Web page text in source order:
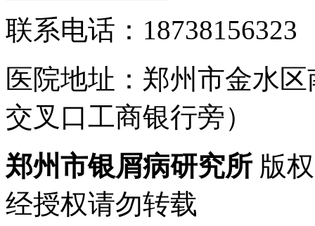
联系电话：18738156323
医院地址：郑州市金水
交叉口工商银行旁）
郑州市银屑病研究所 版
经授权请勿转载